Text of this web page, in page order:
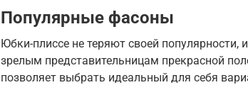
Популярные фасоны
Юбки-плиссе не теряют своей
зрелым представительницам прекрасной
позволяет выбрать идеальный для себя